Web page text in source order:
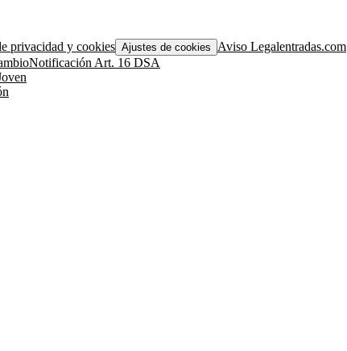
privacidad y cookies Ajustes de cookies Aviso Legalentradas.com
Notificación Art. 16 DSA